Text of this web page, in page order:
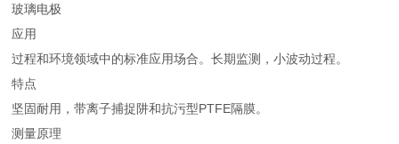
玻璃电极
应用
过程和环境领域中的标准应用场合。长期监测，小波动过程。
特点
坚固耐用，带离子捕捉阱和抗污型PTFE隔膜。
测量原理